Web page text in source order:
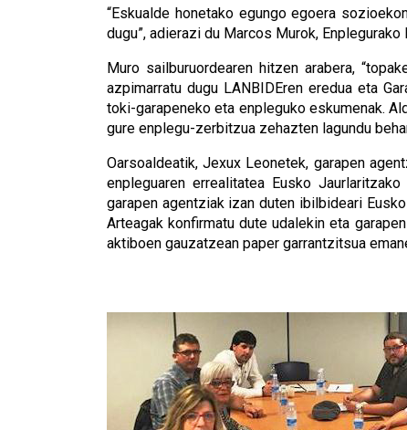
“Eskualde honetako egungo egoera
dugu”, adierazi du Marcos Murok,
Muro sailburuordearen hitzen arabera,
azpimarratu dugu LANBIDEren eredua eta
toki-garapeneko eta enpleguko eskumenak.
gure enplegu-zerbitzua zehazten lagundu
Oarsoaldeatik, Jexux Leonetek, garapen
enpleguaren errealitatea Eusko
garapen agentziak izan duten ibilbideari
Arteagak konfirmatu dute udalekin eta
aktiboen gauzatzean paper garrantzitsua